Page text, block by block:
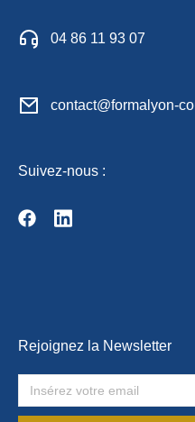
04 86 11 93 07
contact@formalyon-
Suivez-nous :
Rejoignez la Newsletter